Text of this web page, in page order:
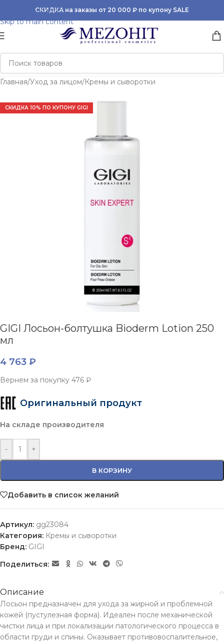
Skip to navigation
Skip to main content
СКИДКА на заказы от 20 000 ₽ по купону SALE
Главная/Уход за лицом/Кремы и сыворотки
СКИДКА 10% ПО КУПОНУ GIGI
GIGI Лосьон-болтушка Bioderm Lotion 250
мл
4 763 ₽
Вернем за покупку 476 ₽
Оригинальный продукт
На складе производителя
- +
В КОРЗИНУ
Добавить в список желаний
Артикул: gg23084
Категория: Кремы и сыворотки
Бренд: GIGI
Поделиться:
Описание
Лосьон предназначен для ухода за жирной и проблемной
кожей (пустулезная форма). Идеален после механической
чистки лица и при локализации патологического процесса в
области груди и спины. Оказывает противовоспалительное,